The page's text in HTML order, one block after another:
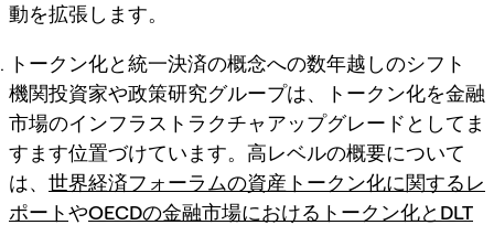
動を拡張します。
トークン化と統一決済の概念への数年越しのシフト
機関投資家や政策研究グループは、トークン化を金融
市場のインフラストラクチャアップグレードとしてま
すます位置づけています。高レベルの概要について
は、 世界経済フォーラムの資産トークン化に関するレ
ポートやOECDの金融市場におけるトークン化とDLT